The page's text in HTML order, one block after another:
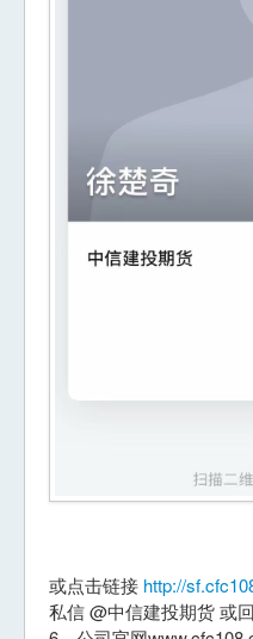
或点击链接 http://
私信 @中信建投期货 或